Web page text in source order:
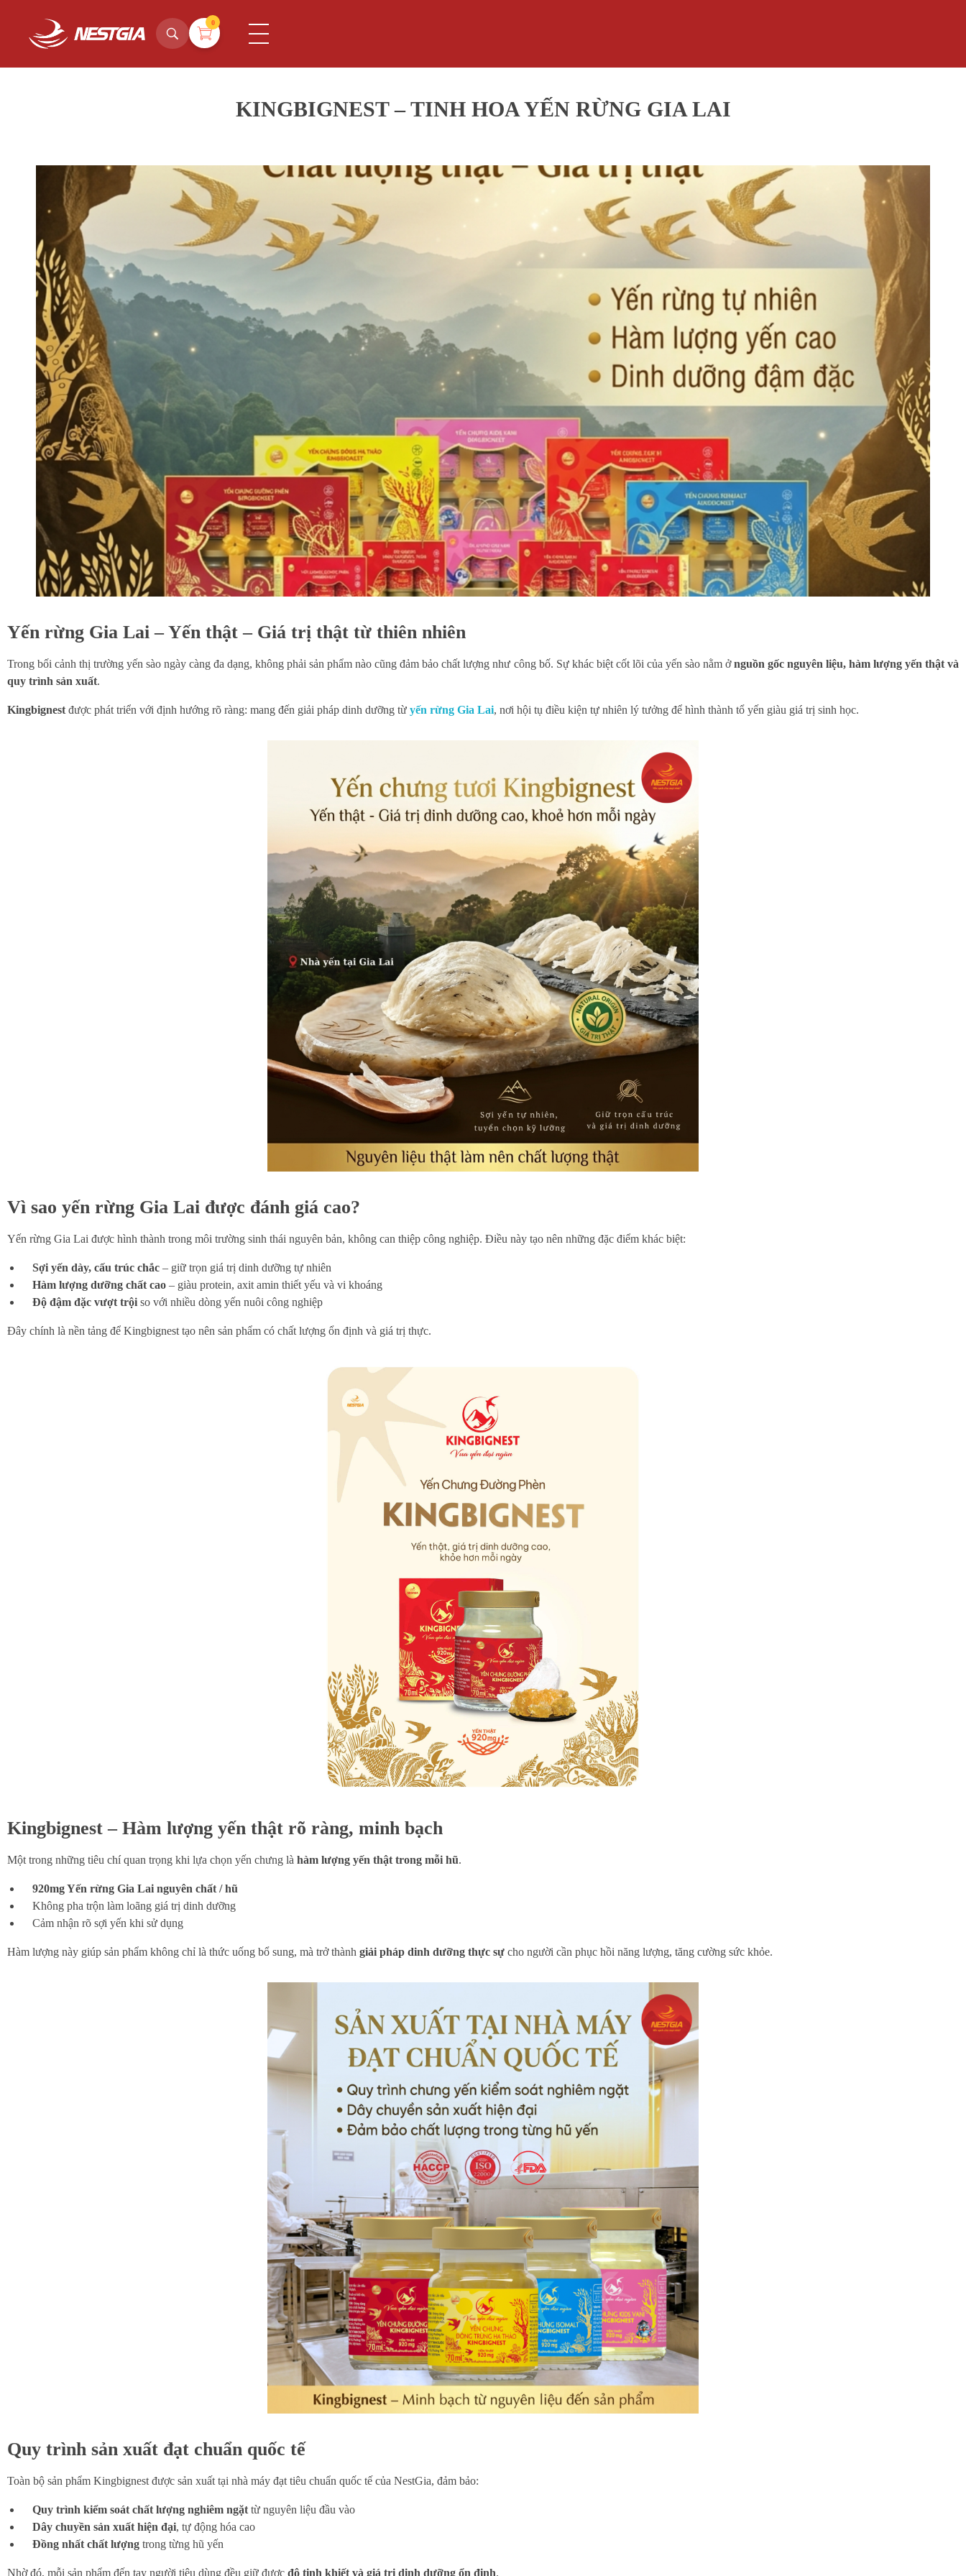
0
KINGBIGNEST – TINH HOA YẾN RỪNG GIA LAI
Yến rừng Gia Lai – Yến thật – Giá trị thật từ thiên nhiên
Trong bối cảnh thị trường yến sào ngày càng đa dạng, không phải sản phẩm nào cũng đảm bảo chất lượng như công bố. Sự khác biệt cốt lõi của yến sào nằm ởnguồn gốc nguyên liệu, hàm lượng yến thật và
quy trình sản xuất.
Kingbignest được phát triển với định hướng rõ ràng: mang đến giải pháp dinh dưỡng từ yến rừng Gia Lai, nơi hội tụ điều kiện tự nhiên lý tưởng để hình thành tổ yến giàu giá trị sinh học.
Vì sao yến rừng Gia Lai được đánh giá cao?
Yến rừng Gia Lai được hình thành trong môi trường sinh thái nguyên bản, không can thiệp công nghiệp. Điều này tạo nên những đặc điểm khác biệt:
Sợi yến dày, cấu trúc chắc – giữ trọn giá trị dinh dưỡng tự nhiên
Hàm lượng dưỡng chất cao – giàu protein, axit amin thiết yếu và vi khoáng
Độ đậm đặc vượt trội so với nhiều dòng yến nuôi công nghiệp
Đây chính là nền tảng để Kingbignest tạo nên sản phẩm có chất lượng ổn định và giá trị thực.
Kingbignest – Hàm lượng yến thật rõ ràng, minh bạch
Một trong những tiêu chí quan trọng khi lựa chọn yến chưng là hàm lượng yến thật trong mỗi hũ.
920mg Yến rừng Gia Lai nguyên chất / hũ
Không pha trộn làm loãng giá trị dinh dưỡng
Cảm nhận rõ sợi yến khi sử dụng
Hàm lượng này giúp sản phẩm không chỉ là thức uống bổ sung, mà trở thành giải pháp dinh dưỡng thực sự cho người cần phục hồi năng lượng, tăng cường sức khỏe.
Quy trình sản xuất đạt chuẩn quốc tế
Toàn bộ sản phẩm Kingbignest được sản xuất tại nhà máy đạt tiêu chuẩn quốc tế của NestGia, đảm bảo:
Quy trình kiểm soát chất lượng nghiêm ngặt từ nguyên liệu đầu vào
Dây chuyền sản xuất hiện đại, tự động hóa cao
Đồng nhất chất lượng trong từng hũ yến
Nhờ đó, mỗi sản phẩm đến tay người tiêu dùng đều giữ được độ tinh khiết và giá trị dinh dưỡng ổn định.